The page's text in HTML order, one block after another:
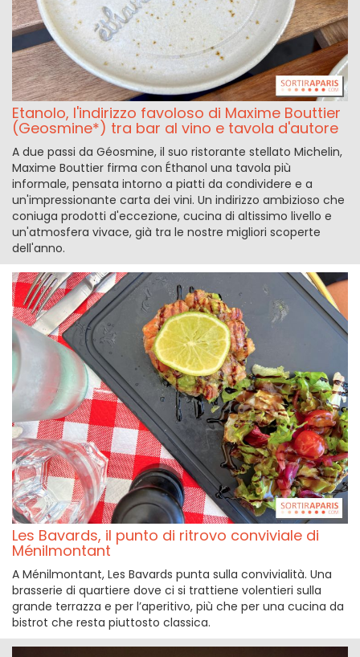
Etanolo, l'indirizzo favoloso di Maxime Bouttier
(Geosmine*) tra bar al vino e tavola d'autore
A due passi da Géosmine, il suo ristorante stellato Michelin,
Maxime Bouttier firma con Éthanol una tavola più
informale, pensata intorno a piatti da condividere e a
un'impressionante carta dei vini. Un indirizzo ambizioso che
coniuga prodotti d'eccezione, cucina di altissimo livello e
un'atmosfera vivace, già tra le nostre migliori scoperte
dell'anno.
Les Bavards, il punto di ritrovo conviviale di
Ménilmontant
A Ménilmontant, Les Bavards punta sulla convivialità. Una
brasserie di quartiere dove ci si trattiene volentieri sulla
grande terrazza e per l’aperitivo, più che per una cucina da
bistrot che resta piuttosto classica.